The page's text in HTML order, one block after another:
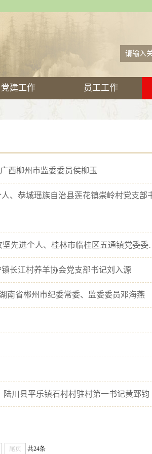
党建工作 员工工作
西柳州市监委委员侯柳玉
【勤廉榜样】 “只有流过血的
长江村养羊协会党支部书记刘入源
南省郴州市纪委常委、监委委员邓海燕
川县平乐镇石村村驻村第一书记黄郅钧
尾页 共24条